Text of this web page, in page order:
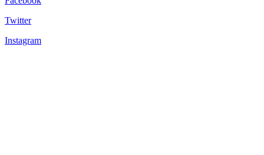
Twitter
Instagram